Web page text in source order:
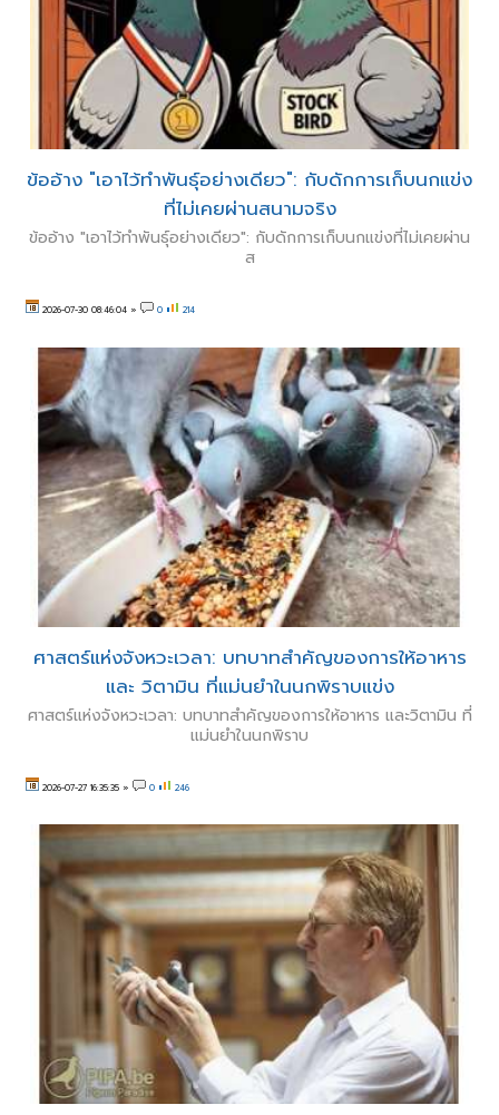
ข้ออ้าง "เอาไว้ทำพันธุ์อย่างเดียว": กับดักการเก็บนกแข่ง
ที่ไม่เคยผ่านสนามจริง
ข้ออ้าง "เอาไว้ทำพันธุ์อย่างเดียว": กับดักการเก็บนกแข่งที่ไม่เคยผ่าน
ส
2026-07-30 08:46:04 » 0 214
ศาสตร์แห่งจังหวะเวลา: บทบาทสำคัญของการให้อาหาร
และ วิตามิน ที่แม่นยำในนกพิราบแข่ง
ศาสตร์แห่งจังหวะเวลา: บทบาทสำคัญของการให้อาหาร และวิตามิน ที่
แม่นยำในนกพิราบ
2026-07-27 16:35:35 » 0 246